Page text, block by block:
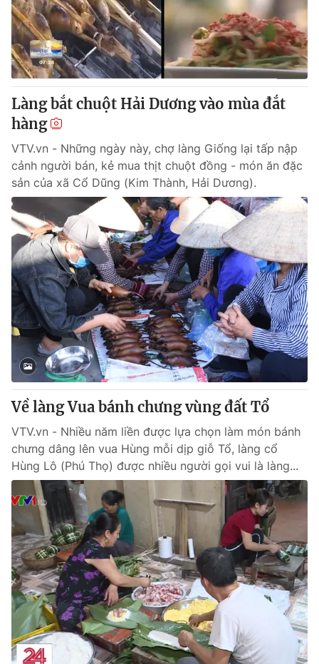
Thị trường 24h Tấm lòng Việt
VTV4 Vươn mình bằng AI
VTV9
Liên hệ tòa soạn English
THỜI BÁO VTV
Theo dõi báo trên
Cơ quan chủ quản:Đài Truyền hình Việt Nam
Cơ quan báo chí:Thời báo VTV
Giấy phép hoạt động báo in và báo điện tử số 483/GP-BTTTT
cấp ngày 29/12/2023
Tổng Biên tập:Vũ Thanh Thủy
Phó Tổng Biên tập:Nguyễn Thị Mỹ Hạnh, Phạm Quốc Thắng,
Nguyễn Trọng Ninh
Tổng đài VTV: 024.38 355 931 - 024.38 355 932
Ðiện thoại Thời báo VTV:024.66 897 897
Email:toasoan@vtv.vn
Liên hệ quảng cáo:024-7300.7108
Làng bắt chuột Hải Dương vào mùa đắt
hàng
VTV.vn - Những ngày này, chợ làng Giống lại tấp nập
cảnh người bán, kẻ mua thịt chuột đồng - món ăn đặc
sản của xã Cổ Dũng (Kim Thành, Hải Dương).
Về làng Vua bánh chưng vùng đất Tổ
VTV.vn - Nhiều năm liền được lựa chọn làm món bánh
chưng dâng lên vua Hùng mỗi dịp giỗ Tổ, làng cổ
Hùng Lô (Phú Thọ) được nhiều người gọi vui là làng...